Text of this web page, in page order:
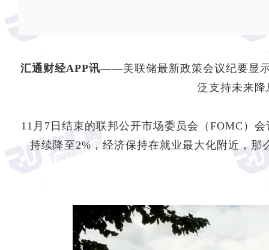
汇通财经APP讯——美联储最新政策会议纪要显
泛支持未来
11月7日结束的联邦公开市场委员会（FOMC）
持续降至2%，经济保持在就业最大化附近，那